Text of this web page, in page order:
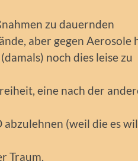
zu dauernden
aber gegen Aerosole
noch dies leise zu
eine nach der
(weil die es
Traum.